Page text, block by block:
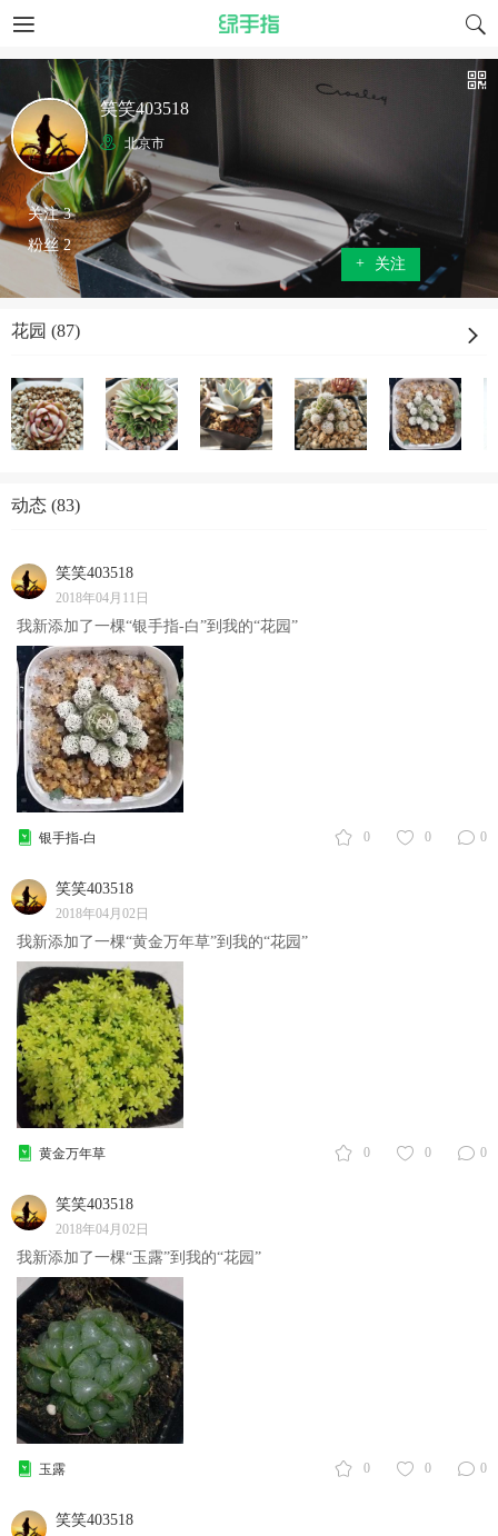
关注 3
粉丝 2
笑笑403518
北京市
+ 关注
花园 (87)
动态 (83)
笑笑403518
2018年04月11日
我新添加了一棵“银手指-白”到我的“花园”
0 0 0
银手指-白
笑笑403518
2018年04月02日
我新添加了一棵“黄金万年草”到我的“花园”
0 0 0
黄金万年草
笑笑403518
2018年04月02日
我新添加了一棵“玉露”到我的“花园”
0 0 0
玉露
笑笑403518